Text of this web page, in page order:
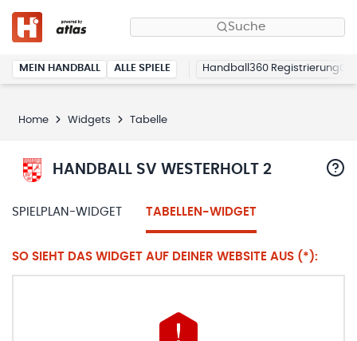
Suche
MEIN HANDBALL ALLE SPIELE Handball360 Registrierung
Home Widgets Tabelle
HANDBALL SV WESTERHOLT 2
SPIELPLAN-WIDGET TABELLEN-WIDGET
SO SIEHT DAS WIDGET AUF DEINER WEBSITE AUS (*):